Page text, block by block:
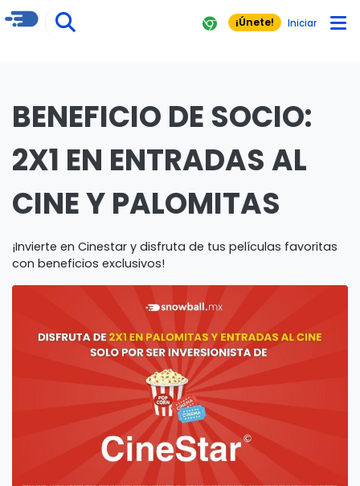
¡Únete! Iniciar
BENEFICIO DE SOCIO:
2X1 EN ENTRADAS AL
CINE Y PALOMITAS
¡Invierte en Cinestar y disfruta de tus películas favoritas
con beneficios exclusivos!